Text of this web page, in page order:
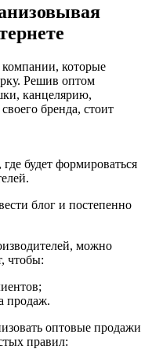
которые
Решив оптом
канцелярию,
бренда, стоит
где будет формироваться
блог и постепенно
можно
чтобы:
продаж.
оптовые продажи
правил: